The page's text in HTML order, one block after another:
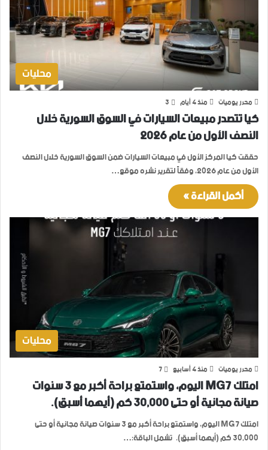
محليات
محرر يوميات منذ 4 أيام 3
كيا تتصدر مبيعات السيارات في السوق السورية خلال
النصف الأول من عام 2026
حققت كيا المركز الأول في مبيعات السيارات ضمن السوق السورية خلال النصف
الأول من عام 2026، وفقاً لتقرير نشره موقع…
أكمل القراءة »
محليات
محرر يوميات منذ 4 أسابيع 7
امتلك MG7 اليوم، واستمتع براحة أكبر مع 3 سنوات
صيانة مجانية أو حتى 30,000 كم (أيهما أسبق).
امتلك MG7 اليوم، واستمتع براحة أكبر مع 3 سنوات صيانة مجانية أو حتى
30,000 كم (أيهما أسبق). تشمل الباقة:…